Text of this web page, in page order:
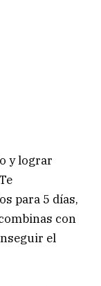
y lograr
para 5 días,
con
el